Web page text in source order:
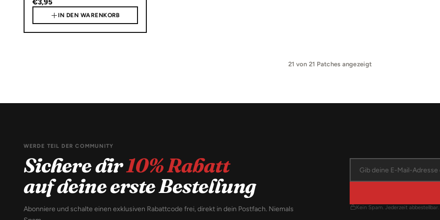
€3,95
IN DEN WARENKORB
21 von 21 Patches angezeigt
WERDE TEIL DER COMMUNITY
Sichere dir10% Rabatt
auf deine erste Bestellung
Abonniere und schalte einen exklusiven Rabattcode frei, direkt in dein Postfach. Niemals
Kein Spam. Jederzeit abbestellbar.